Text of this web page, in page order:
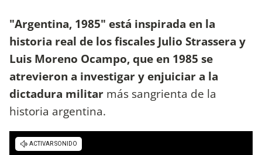
"Argentina, 1985" está inspirada en la
historia real de los fiscales Julio Strassera y
Luis Moreno Ocampo, que en 1985 se
atrevieron a investigar y enjuiciar a la
dictadura militar más sangrienta de la
historia argentina.